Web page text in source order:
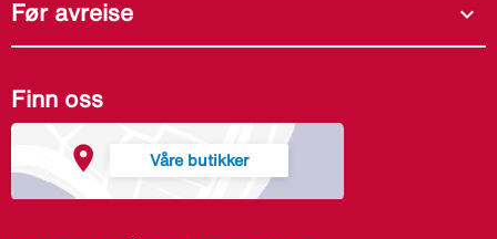
Før avreise expand_more
Finn oss
Våre butikker